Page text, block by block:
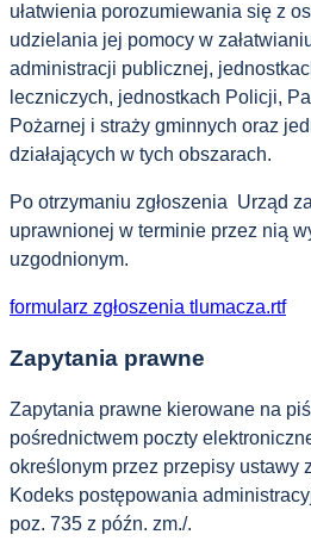
ułatwienia porozumiewania się z
udzielania jej pomocy w
administracji publicznej,
leczniczych, jednostkach Policji,
Pożarnej i straży gminnych oraz
działających w tych obszarach.
Po otrzymaniu zgłoszenia Urząd
uprawnionej w terminie przez nią
uzgodnionym.
formularz zgłoszenia tlumacza.rtf
Zapytania prawne
Zapytania prawne kierowane na
pośrednictwem poczty
określonym przez przepisy ustawy
Kodeks postępowania
poz. 735 z późn. zm./.